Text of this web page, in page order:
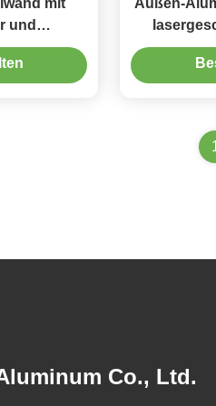
mit
und
Außen-
Co., Ltd.